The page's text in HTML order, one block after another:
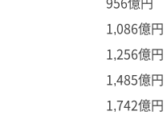
1,086億円
1,256億円
1,485億円
1,742億円